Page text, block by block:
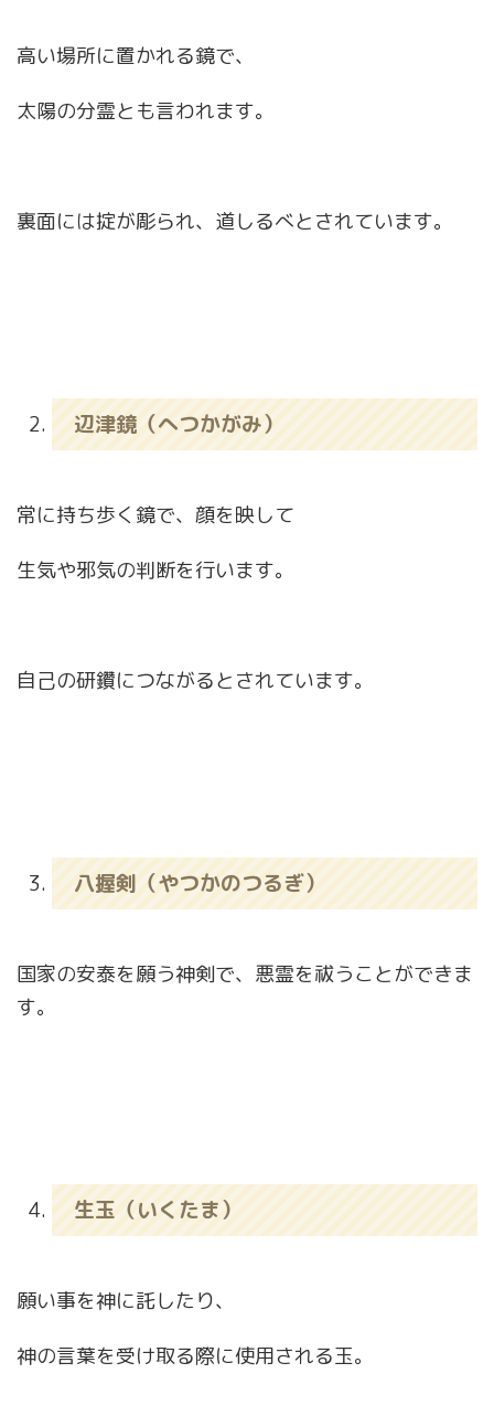
高い場所に置かれる鏡で、
太陽の分霊とも言われます。
裏面には掟が彫られ、道しるべとされています。
辺津鏡（へつかがみ）
常に持ち歩く鏡で、顔を映して
生気や邪気の判断を行います。
自己の研鑽につながるとされています。
八握剣（やつかのつるぎ）
国家の安泰を願う神剣で、悪霊を祓うことができま
す。
生玉（いくたま）
願い事を神に託したり、
神の言葉を受け取る際に使用される玉。